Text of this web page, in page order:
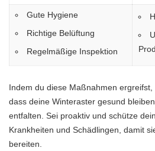
Gute Hygiene
Richtige Belüftung
Regelmäßige Inspektion
Indem du diese Maßnahmen ergreifst,
dass deine Winteraster gesund
entfalten. Sei proaktiv und schütze
Krankheiten und Schädlingen, damit
bereiten.